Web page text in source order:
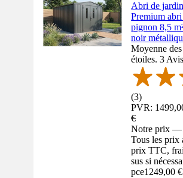
Abri de
Premium
pignon 8,5
noir
Moyenne
étoiles. 3
(3)
PVR:
€
Notre prix —
Tous les prix
prix TTC,
sus si
pce1249,00 €